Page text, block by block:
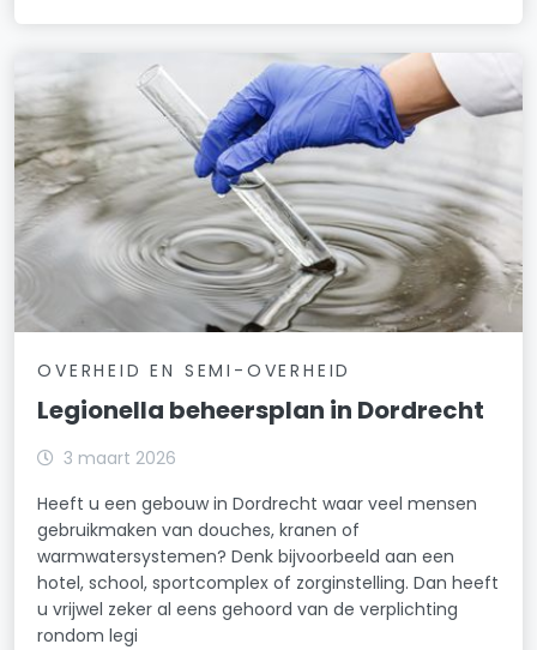
OVERHEID EN SEMI-OVERHEID
Legionella beheersplan in Dordrecht
3 maart 2026
Heeft u een gebouw in Dordrecht waar veel mensen
gebruikmaken van douches, kranen of
warmwatersystemen? Denk bijvoorbeeld aan een
hotel, school, sportcomplex of zorginstelling. Dan heeft
u vrijwel zeker al eens gehoord van de verplichting
rondom legi